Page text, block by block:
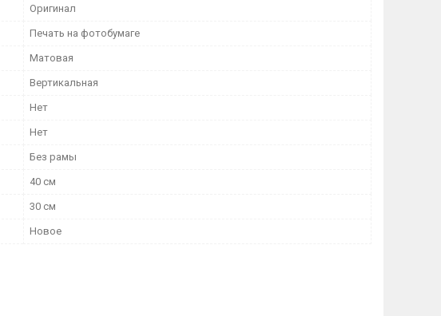
Оригинал
Печать на фотобумаге
Матовая
Вертикальная
Нет
Нет
Без рамы
40 см
30 см
Новое